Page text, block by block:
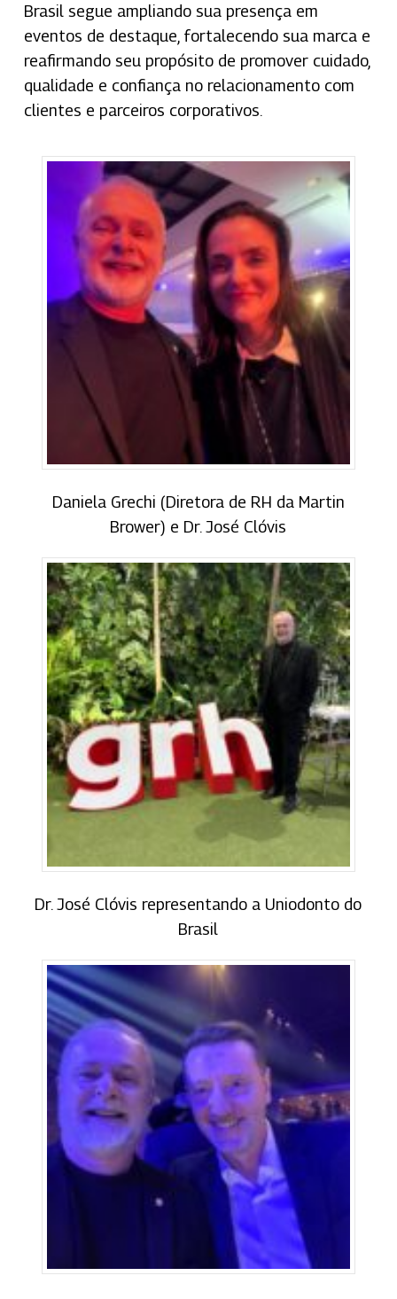
Brasil segue ampliando sua presença em
eventos de destaque, fortalecendo sua marca e
reafirmando seu propósito de promover cuidado,
qualidade e confiança no relacionamento com
clientes e parceiros corporativos.
Daniela Grechi (Diretora de RH da Martin
Brower) e Dr. José Clóvis
Dr. José Clóvis representando a Uniodonto do
Brasil